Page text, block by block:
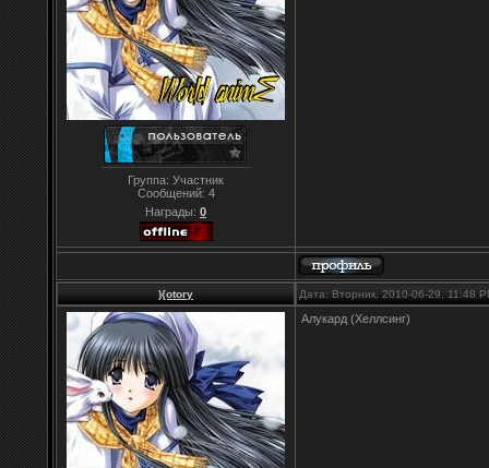
Группа: Участник
Сообщений: 4
Награды: 0
){otory Дата: Вторник, 2010-06-29, 11:48
Алукард (Хеллсинг)